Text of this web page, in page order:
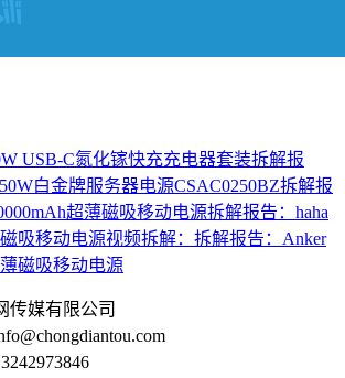
USB-C氮化镓快充充电器套装拆解报
白金牌服务器电源CSAC0250BZ拆解报
超薄磁吸移动电源拆解报告：haha
吸移动电源视频拆解：拆解报告：Anker
磁吸移动电源
传媒有限公司